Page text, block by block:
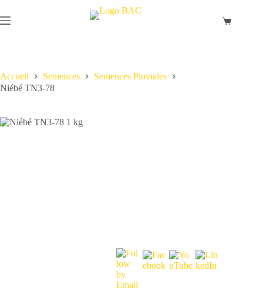
au
contenu
Panier
Accueil Semences
Semences Pluviales
Niébé TN3-78